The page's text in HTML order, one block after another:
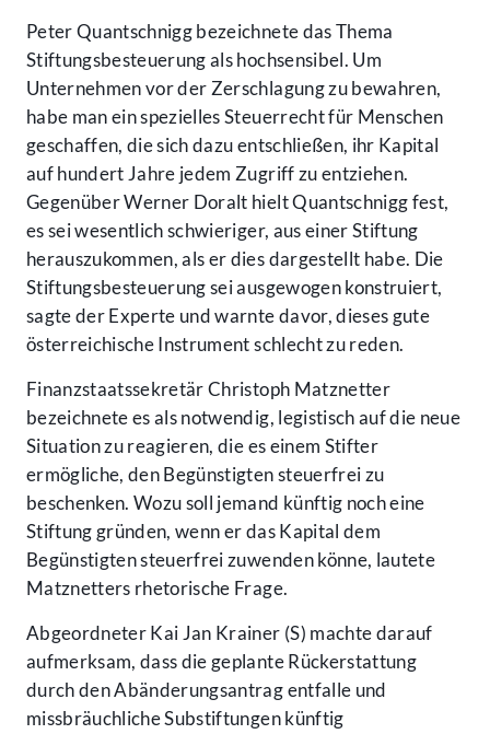
Peter Quantschnigg bezeichnete das Thema
Stiftungsbesteuerung als hochsensibel. Um
Unternehmen vor der Zerschlagung zu bewahren,
habe man ein spezielles Steuerrecht für Menschen
geschaffen, die sich dazu entschließen, ihr Kapital
auf hundert Jahre jedem Zugriff zu entziehen.
Gegenüber Werner Doralt hielt Quantschnigg fest,
es sei wesentlich schwieriger, aus einer Stiftung
herauszukommen, als er dies dargestellt habe. Die
Stiftungsbesteuerung sei ausgewogen konstruiert,
sagte der Experte und warnte davor, dieses gute
österreichische Instrument schlecht zu reden.
Finanzstaatssekretär Christoph Matznetter
bezeichnete es als notwendig, legistisch auf die neue
Situation zu reagieren, die es einem Stifter
ermögliche, den Begünstigten steuerfrei zu
beschenken. Wozu soll jemand künftig noch eine
Stiftung gründen, wenn er das Kapital dem
Begünstigten steuerfrei zuwenden könne, lautete
Matznetters rhetorische Frage.
Abgeordneter Kai Jan Krainer (S) machte darauf
aufmerksam, dass die geplante Rückerstattung
durch den Abänderungsantrag entfalle und
missbräuchliche Substiftungen künftig